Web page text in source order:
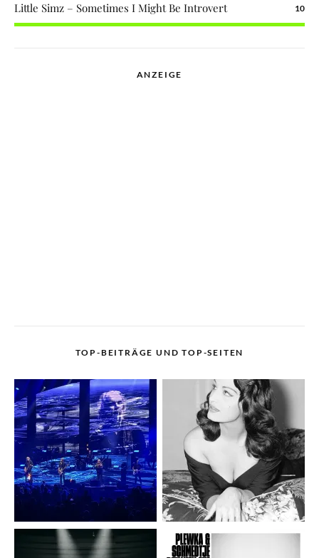
Little Simz – Sometimes I Might Be Introvert 10
ANZEIGE
TOP-BEITRÄGE UND TOP-SEITEN